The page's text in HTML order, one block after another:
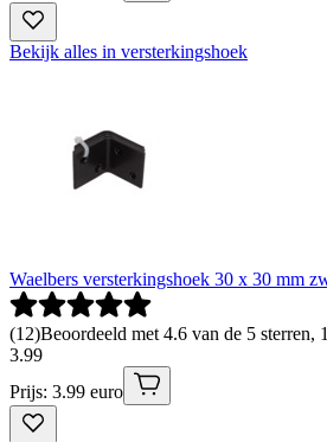
Bekijk alles in versterkingshoek
Waelbers versterkingshoek 30 x 30 mm
(12)Beoordeeld met 4.6 van de 5 sterren,
3.99
Prijs: 3.99 euro